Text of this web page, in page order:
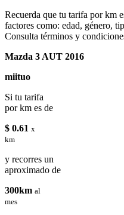
Recuerda que tu tarifa por km
factores como: edad, género,
Consulta términos y
Mazda 3 AUT 2016
miituo
Si tu tarifa
por km es de
$ 0.61 x
km
y recorres un
aproximado de
300km al
mes